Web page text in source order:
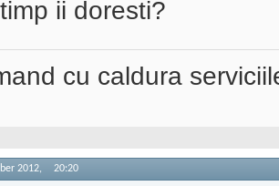
ii doresti?
cu caldura
2012, 20:20